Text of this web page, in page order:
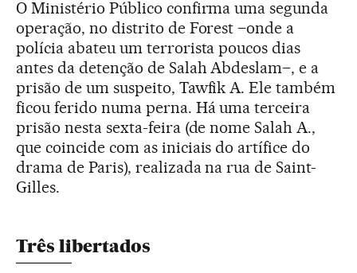
O Ministério Público confirma uma segunda
operação, no distrito de Forest –onde a
polícia abateu um terrorista poucos dias
antes da detenção de Salah Abdeslam–, e a
prisão de um suspeito, Tawfik A. Ele também
ficou ferido numa perna. Há uma terceira
prisão nesta sexta-feira (de nome Salah A.,
que coincide com as iniciais do artífice do
drama de Paris), realizada na rua de Saint-
Gilles.
Três libertados